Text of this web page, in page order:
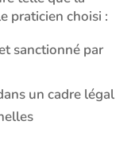
praticien choisi :
sanctionné par
un cadre légal